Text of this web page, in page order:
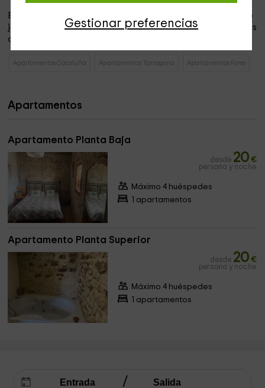
Gestionar preferencias
Entre las
, tenemos nuestro
jardín encantado, en el que se encuentran varias sillas en las
que reposar mientras disfrutas del ambiente.
Apartamentos Cataluña Apartamentos Tarragona Apartamentos Fores
Apartamentos
Apartamento Planta Baja
desde 20 €
persona y noche
Máximo 4 huéspedes
1 apartamentos
Apartamento Planta Superior
desde 20 €
persona y noche
Máximo 4 huéspedes
1 apartamentos